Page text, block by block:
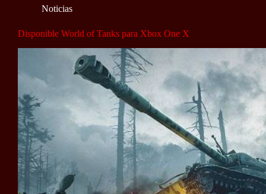
Noticias
Disponible World of Tanks para Xbox One X